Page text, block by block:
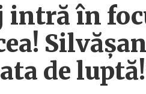
intră în
de